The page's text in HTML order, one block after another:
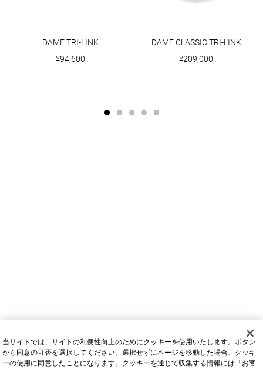
DAME TRI-LINK
¥94,600
DAME CLASSIC TRI-LINK
¥209,000
当サイトでは、サイトの利便性向上のためにクッキーを使用いたします。ボタン
から同意の可否を選択してください。選択せずにページを移動した場合、クッキ
ーの使用に同意したことになります。クッキーを通じて収集する情報には「お客